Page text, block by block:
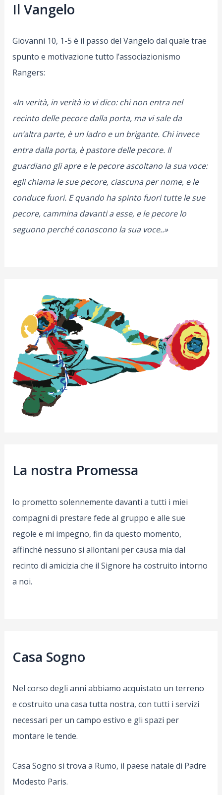
Il Vangelo
Giovanni 10, 1-5 è il passo del Vangelo dal quale trae
spunto e motivazione tutto l’associazionismo
Rangers:
«In verità, in verità io vi dico: chi non entra nel
recinto delle pecore dalla porta, ma vi sale da
un’altra parte, è un ladro e un brigante. Chi invece
entra dalla porta, è pastore delle pecore. Il
guardiano gli apre e le pecore ascoltano la sua voce:
egli chiama le sue pecore, ciascuna per nome, e le
conduce fuori. E quando ha spinto fuori tutte le sue
pecore, cammina davanti a esse, e le pecore lo
seguono perché conoscono la sua voce..»
La nostra Promessa
Io prometto solennemente davanti a tutti i miei
compagni di prestare fede al gruppo e alle sue
regole e mi impegno, fin da questo momento,
affinché nessuno si allontani per causa mia dal
recinto di amicizia che il Signore ha costruito intorno
a noi.
Casa Sogno
Nel corso degli anni abbiamo acquistato un terreno
e costruito una casa tutta nostra, con tutti i servizi
necessari per un campo estivo e gli spazi per
montare le tende.
Casa Sogno si trova a Rumo, il paese natale di Padre
Modesto Paris.